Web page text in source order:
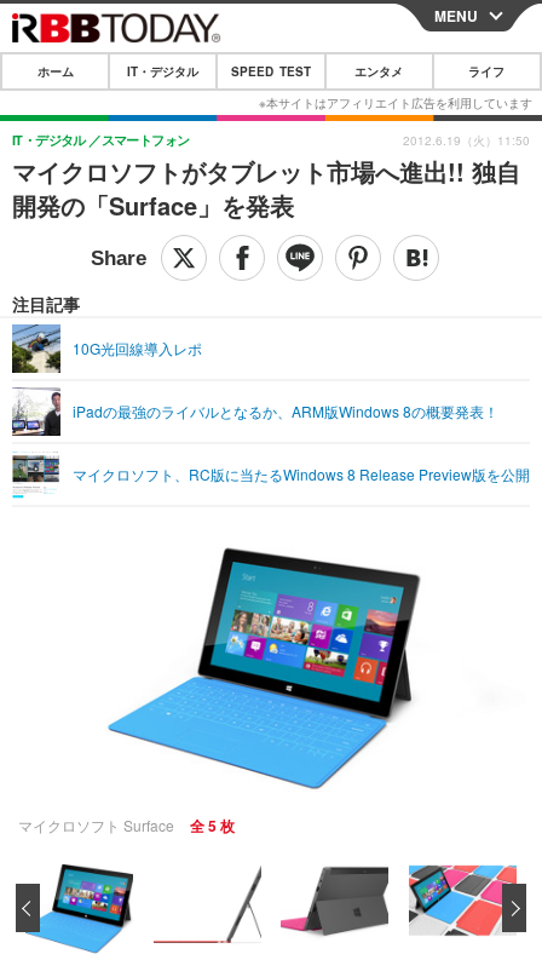
CLOSE
ホーム
IT・デジタル
IT・デジタルTOP スマートフォン
ショッピング その他
SPEED TEST
エンタメTOP 映画・ドラマ
グラビア ブログ
ショッピング その他
ライフTOP
リリース一覧
プッシュ通知の停止方法
MENU
ホーム IT・デジタル SPEED TEST エンタメ ライフ
マイクロソフトがタブレット市場へ進出!! 独自
開発の「Surface」を発表
IT・デジタル スマートフォン
注目記事
10G光回線導入レポ
iPadの最強のライバルとなるか、ARM版Windows 8の概要発表！
マイクロソフト、RC版に当たるWindows 8 Release Preview版を公開
2012.6.19（火）11:50
マイクロソフト Surface 全 5 枚
‹